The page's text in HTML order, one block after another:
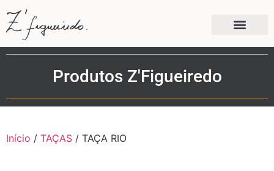
Produtos Z'Figueiredo
Início / TAÇAS / TAÇA RIO